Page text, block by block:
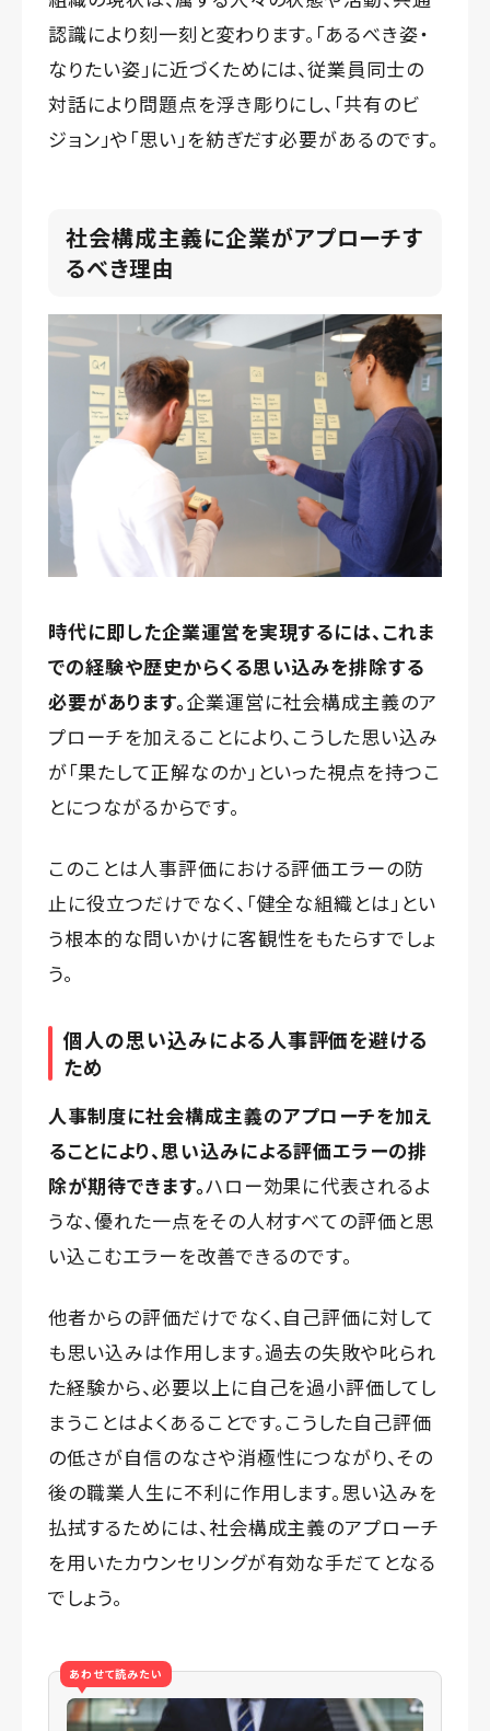
認識により刻一刻と変わります。「あるべき姿・
なりたい姿」に近づくためには、従業員同士の
対話により問題点を浮き彫りにし、「共有のビ
ジョン」や「思い」を紡ぎだす必要があるのです。
社会構成主義に企業がアプローチす
るべき理由
時代に即した企業運営を実現するには、これま
での経験や歴史からくる思い込みを排除する
必要があります。企業運営に社会構成主義のア
プローチを加えることにより、こうした思い込み
が「果たして正解なのか」といった視点を持つこ
とにつながるからです。
このことは人事評価における評価エラーの防
止に役立つだけでなく、「健全な組織とは」とい
う根本的な問いかけに客観性をもたらすでしょ
う。
個人の思い込みによる人事評価を避ける
ため
人事制度に社会構成主義のアプローチを加え
ることにより、思い込みによる評価エラーの排
除が期待できます。ハロー効果に代表されるよ
うな、優れた一点をその人材すべての評価と思
い込こむエラーを改善できるのです。
他者からの評価だけでなく、自己評価に対して
も思い込みは作用します。過去の失敗や叱られ
た経験から、必要以上に自己を過小評価してし
まうことはよくあることです。こうした自己評価
の低さが自信のなさや消極性につながり、その
後の職業人生に不利に作用します。思い込みを
払拭するためには、社会構成主義のアプローチ
を用いたカウンセリングが有効な手だてとなる
でしょう。
あわせて読みたい